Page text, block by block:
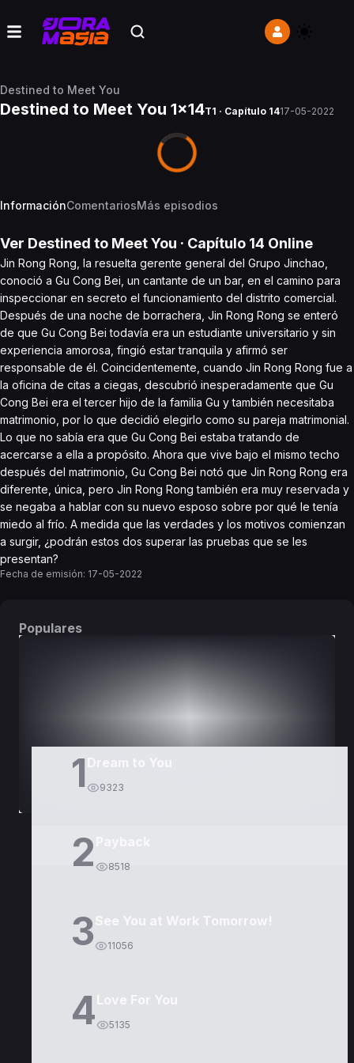
Destined to Meet You
Destined to Meet You 1x14T1 · Capítulo 1417-05-2022
InformaciónComentariosMás episodios
Ver Destined to Meet You · Capítulo 14 Online
Jin Rong Rong, la resuelta gerente general del Grupo Jinchao,
conoció a Gu Cong Bei, un cantante de un bar, en el camino para
inspeccionar en secreto el funcionamiento del distrito comercial.
Después de una noche de borrachera, Jin Rong Rong se enteró
de que Gu Cong Bei todavía era un estudiante universitario y sin
experiencia amorosa, fingió estar tranquila y afirmó ser
responsable de él. Coincidentemente, cuando Jin Rong Rong fue a
la oficina de citas a ciegas, descubrió inesperadamente que Gu
Cong Bei era el tercer hijo de la familia Gu y también necesitaba
matrimonio, por lo que decidió elegirlo como su pareja matrimonial.
Lo que no sabía era que Gu Cong Bei estaba tratando de
acercarse a ella a propósito. Ahora que vive bajo el mismo techo
después del matrimonio, Gu Cong Bei notó que Jin Rong Rong era
diferente, única, pero Jin Rong Rong también era muy reservada y
se negaba a hablar con su nuevo esposo sobre por qué le tenía
miedo al frío. A medida que las verdades y los motivos comienzan
a surgir, ¿podrán estos dos superar las pruebas que se les
presentan?
Fecha de emisión: 17-05-2022
Populares
1 Dream to You
9323
2 8518
3See You at Work Tomorrow!
11056
4Love For You
5135